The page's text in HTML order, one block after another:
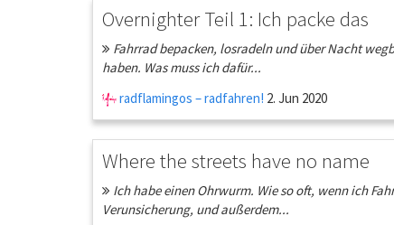
Overnighter Teil 1: Ich packe das
Fahrrad bepacken, losradeln und über Nacht
haben. Was muss ich dafür...
radflamingos – radfahren! 2. Jun 2020
Where the streets have no name
Ich habe einen Ohrwurm. Wie so oft, wenn ich
Verunsicherung, und außerdem...